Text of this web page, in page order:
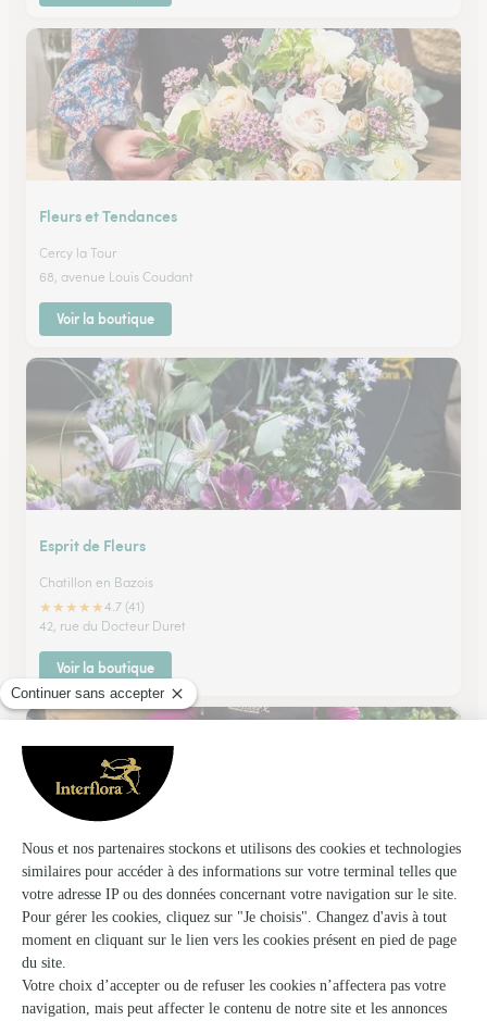
Fleurs et Tendances
Cercy la Tour
68, avenue Louis Coudant
Voir la boutique
Esprit de Fleurs
Chatillon en Bazois
★★★★★4.7 (41)
42, rue du Docteur Duret
Voir la boutique
Les Serres de L’enclos
Fourchambault
★★
Voir la boutique